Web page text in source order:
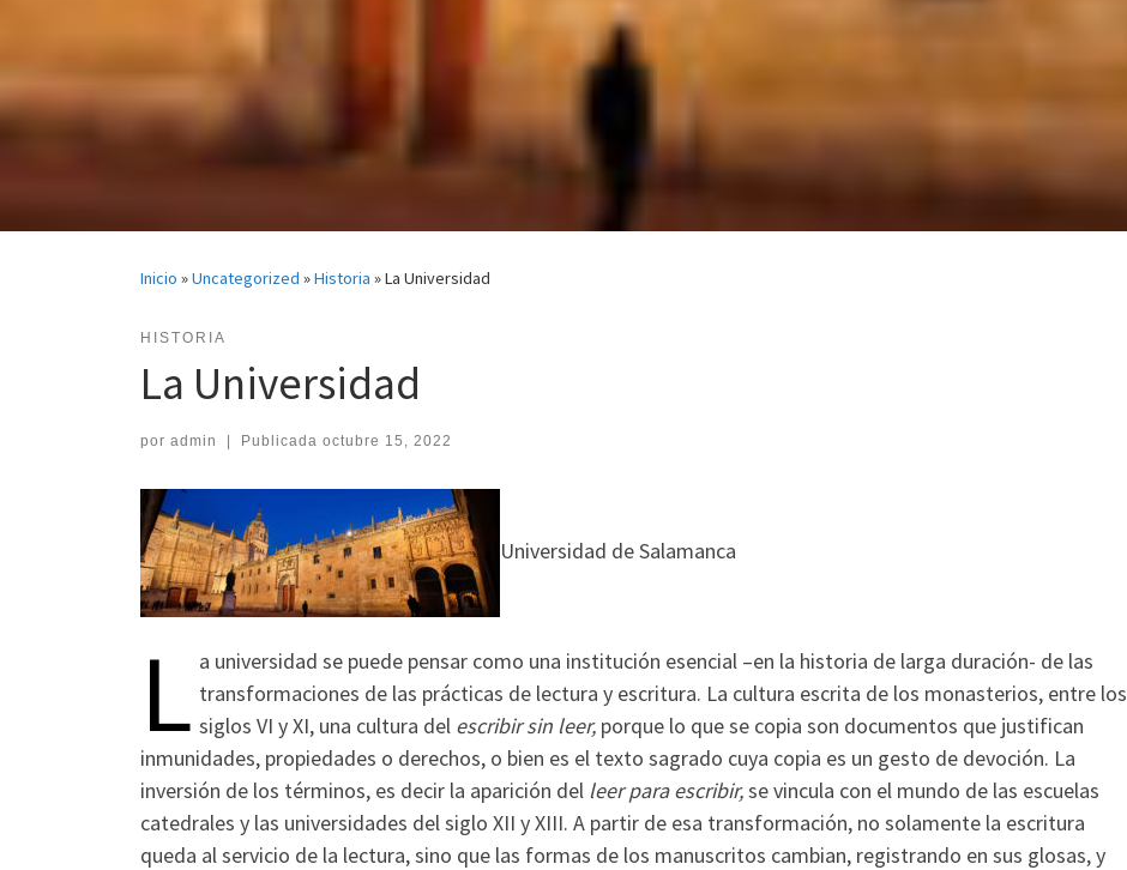
Inicio »Uncategorized »Historia »La Universidad
HISTORIA
La Universidad
por admin Publicada octubre 15, 2022
Universidad de Salamanca
L a universidad se puede pensar como una institución esencial –en la historia de larga duración- de las
transformaciones de las prácticas de lectura y escritura. La cultura escrita de los monasterios, entre los
siglos VI y XI, una cultura del escribir sin leer, porque lo que se copia son documentos que justifican
inmunidades, propiedades o derechos, o bien es el texto sagrado cuya copia es un gesto de devoción. La
inversión de los términos, es decir la aparición del leer para escribir,se vincula con el mundo de las escuelas
catedrales y las universidades del siglo XII y XIII. A partir de esa transformación, no solamente la escritura
queda al servicio de la lectura, sino que las formas de los manuscritos cambian, registrando en sus glosas, y